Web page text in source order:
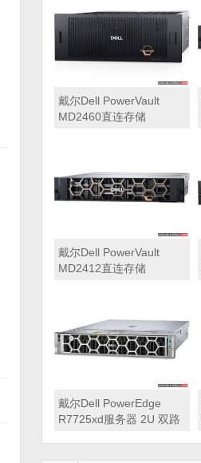
SSD固态硬盘丨PERC
H965i阵列卡丨800W双电
源丨三年保修)
戴尔Dell PowerVault
MD2460直连存储
戴尔Dell PowerVault
MD2412直连存储
戴尔Dell PowerEdge
R7725xd服务器 2U 双路